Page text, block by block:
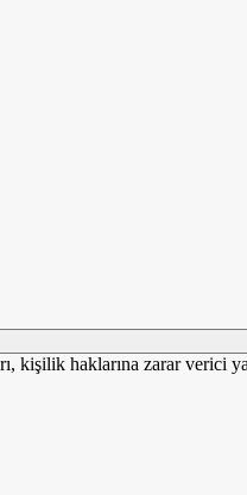
kişilik haklarına zarar verici